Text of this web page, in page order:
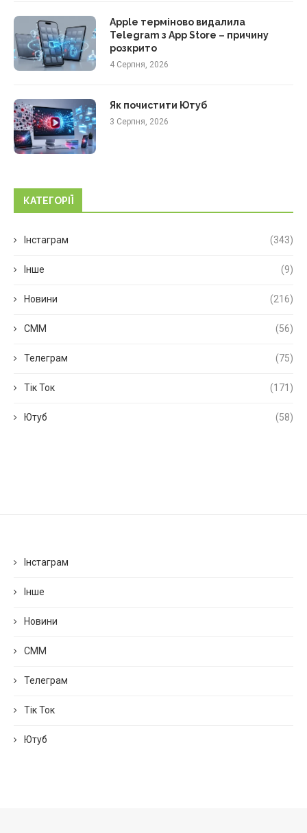
Apple терміново видалила
Telegram з App Store – причину
розкрито
4 Серпня, 2026
Як почистити Ютуб
3 Серпня, 2026
КАТЕГОРІЇ
Інстаграм (343)
Інше (9)
Новини (216)
СММ (56)
Телеграм (75)
Тік Ток (171)
Ютуб (58)
Інстаграм
Інше
Новини
СММ
Телеграм
Тік Ток
Ютуб